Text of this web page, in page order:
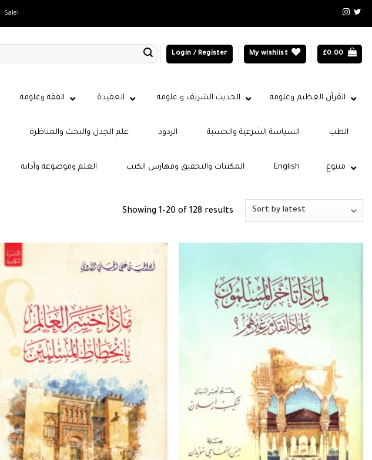
Sale!
Login / Register My wishlist £0.00
القرآن العظيم وعلومه الحديث الشريف و علومه العقيدة الفقه وعلومه
علم الجدل والبحث والمناظرة الردود السياسة الشرعية والحسبة الطب
العلم وموضوعه وآدابه المكتبات والتحقيق وفهارس الكتب متنوع English
Showing 1–20 of 128 resultsSorted